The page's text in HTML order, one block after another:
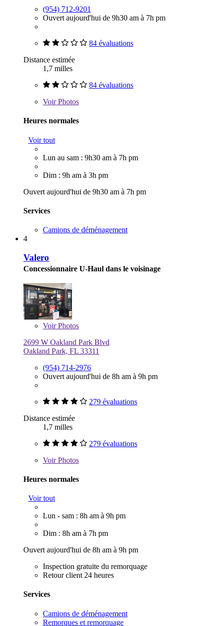
(954) 712-9201
Ouvert aujourd'hui de 9h30 am à 7h pm
84 évaluations
Distance estimée
1,7 milles
84 évaluations
VoirPhotos
Heures normales
Voir tout
Lun au sam : 9h30 am à 7h pm
Dim : 9h am à 3h pm
Ouvert aujourd'hui de 9h30 am à 7h pm
Services
Camions de déménagement
4
Valero
Concessionnaire U-Haul dans le voisinage
VoirPhotos
2699 W Oakland Park Blvd
Oakland Park, FL 33311
(954) 714-2976
Ouvert aujourd'hui de 8h am à 9h pm
279 évaluations
Distance estimée
1,7 milles
279 évaluations
VoirPhotos
Heures normales
Voir tout
Lun - sam : 8h am à 9h pm
Dim : 8h am à 7h pm
Ouvert aujourd'hui de 8h am à 9h pm
Inspection gratuite du remorquage
Retour client 24 heures
Services
Camions de déménagement
Remorques et remorquage